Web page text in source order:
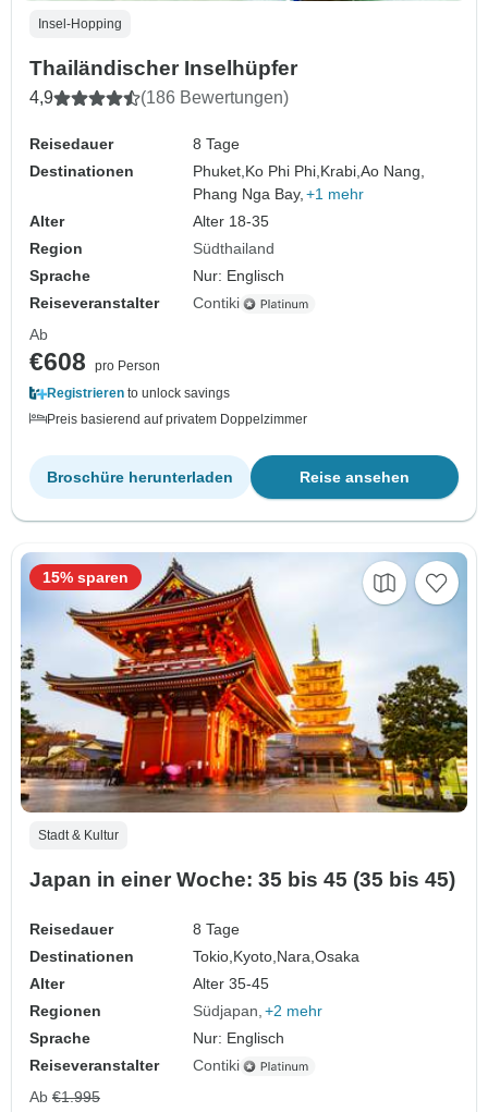
Insel-Hopping
Thailändischer Inselhüpfer
4,9 (186 Bewertungen)
Reisedauer
8 Tage
Destinationen
Phuket,Ko Phi Phi,Krabi,Ao Nang,
Phang Nga Bay, +1 mehr
Alter
Alter 18-35
Region
Südthailand
Sprache
Nur: Englisch
Reiseveranstalter
Contiki
Ab
€608
pro Person
Registrieren to unlock savings
Preis basierend auf privatem Doppelzimmer
Reise ansehen
Broschüre herunterladen
Stadt & Kultur
Japan in einer Woche: 35 bis 45 (35 bis 45)
Reisedauer
8 Tage
Destinationen
Tokio,Kyoto,Nara,Osaka
Alter
Alter 35-45
Regionen
Südjapan +2 mehr
Sprache
Nur: Englisch
Reiseveranstalter
Contiki
15% sparen
Ab €1.995